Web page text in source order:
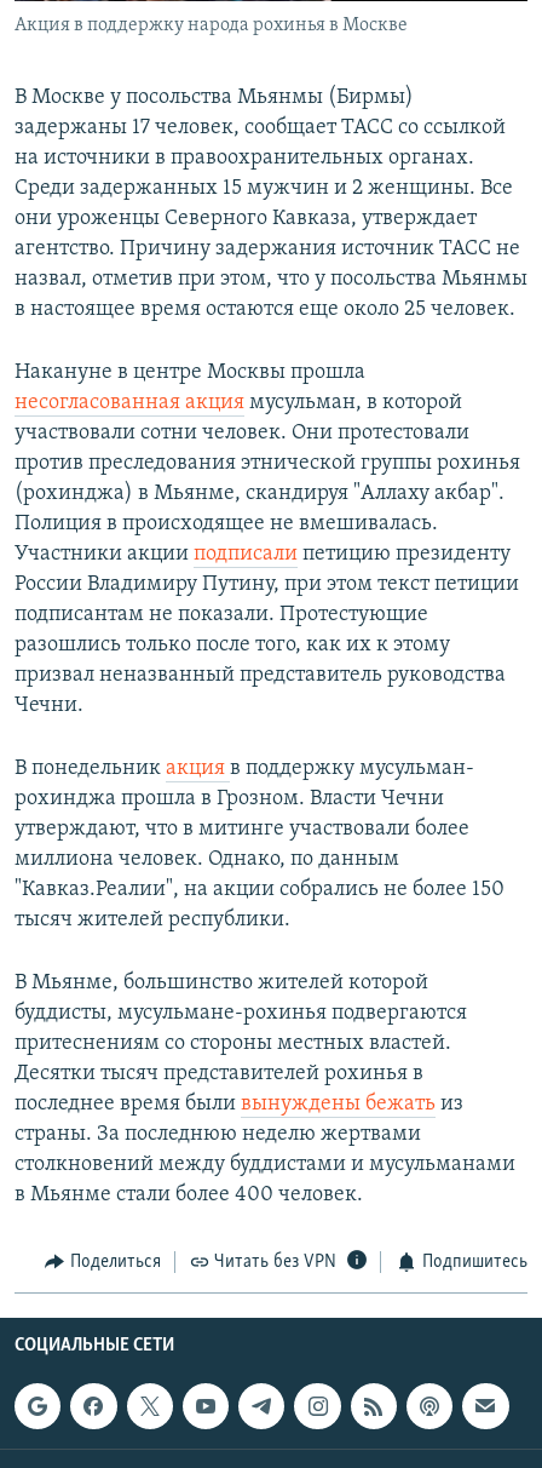
Все сайты РСЕ/РС
Акция в поддержку народа рохинья в Москве
В Москве у посольства Мьянмы (Бирмы)
задержаны 17 человек, сообщает ТАСС со ссылкой
на источники в правоохранительных органах.
Среди задержанных 15 мужчин и 2 женщины. Все
они уроженцы Северного Кавказа, утверждает
агентство. Причину задержания источник ТАСС не
назвал, отметив при этом, что у посольства Мьянмы
в настоящее время остаются еще около 25 человек.
Накануне в центре Москвы прошла
несогласованная акция мусульман, в которой
участвовали сотни человек. Они протестовали
против преследования этнической группы рохинья
(рохинджа) в Мьянме, скандируя "Аллаху акбар".
Полиция в происходящее не вмешивалась.
Участники акции подписали петицию президенту
России Владимиру Путину, при этом текст петиции
подписантам не показали. Протестующие
разошлись только после того, как их к этому
призвал неназванный представитель руководства
Чечни.
В понедельник акция в поддержку мусульман-
рохинджа прошла в Грозном. Власти Чечни
утверждают, что в митинге участвовали более
миллиона человек. Однако, по данным
"Кавказ.Реалии", на акции собрались не более 150
тысяч жителей республики.
В Мьянме, большинство жителей которой
буддисты, мусульмане-рохинья подвергаются
притеснениям со стороны местных властей.
Десятки тысяч представителей рохинья в
последнее время были вынуждены бежать из
страны. За последнюю неделю жертвами
столкновений между буддистами и мусульманами
в Мьянме стали более 400 человек.
Поделиться Читать без VPN Подпишитесь
СОЦИАЛЬНЫЕ СЕТИ